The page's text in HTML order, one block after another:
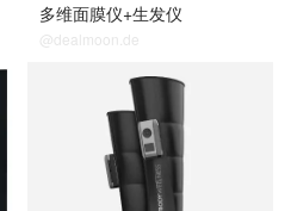
多维面膜仪+生发仪
@dealmoon.de